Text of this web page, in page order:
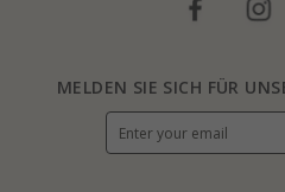
MELDEN SIE SICH FÜR